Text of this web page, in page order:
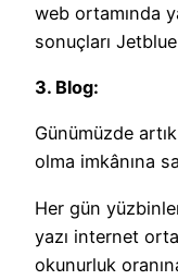
web ortamında
sonuçları
3. Blog:
Günümüzde
olma imkânına
Her gün
yazı internet
okunurluk